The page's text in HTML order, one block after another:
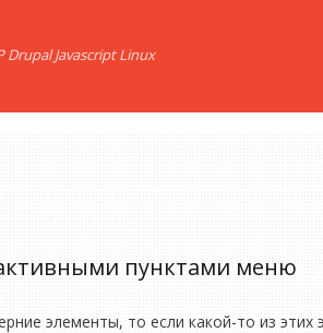
Javascript Linux
пунктами меню
элементы, то если какой-то из